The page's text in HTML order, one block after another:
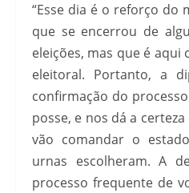
“Esse dia é o reforço do
que se encerrou de
eleições, mas que é
eleitoral. Portanto, a
confirmação do
posse, e nos dá a
vão comandar o
urnas escolheram. A
processo frequente de